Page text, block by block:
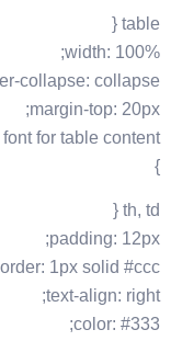
table {
width: 100%;
collapse: collapse;
margin-top: 20px;
for table content */
}
th, td {
padding: 12px;
1px solid #ccc;
text-align: right;
color: #333;